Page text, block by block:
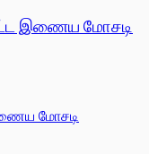
இணைய மோசடி